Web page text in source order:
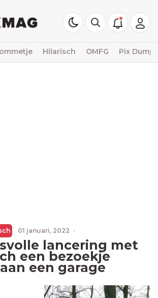
Hilarisch OMFG Pix Dump
01 januari, 2022 ·
lancering met
een bezoekje
een garage